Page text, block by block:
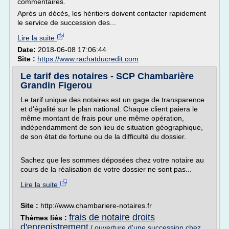
Après un décès, les héritiers doivent contacter rapidement
le service de succession des...
Lire la suite
Date: 2018-06-08 17:06:44
Site : https://www.rachatducredit.com
Le tarif des notaires - SCP Chambarière
Grandin Figerou
Le tarif unique des notaires est un gage de transparence
et d'égalité sur le plan national. Chaque client paiera le
même montant de frais pour une même opération,
indépendamment de son lieu de situation géographique,
de son état de fortune ou de la difficulté du dossier.
Sachez que les sommes déposées chez votre notaire au
cours de la réalisation de votre dossier ne sont pas...
Lire la suite
Site : http://www.chambariere-notaires.fr
Thèmes liés : frais de notaire droits
d'enregistrement